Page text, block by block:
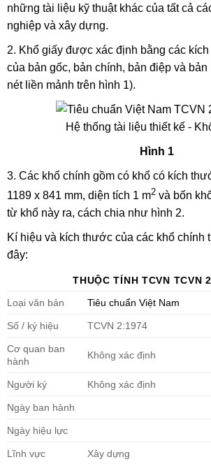
những tài liệu kỹ thuật khác của tất cả
nghiệp và xây dựng.
2. Khổ giấy được xác định bằng các
của bản gốc, bản chính, bản điệp và bản
nét liền mảnh trên hình 1).
Hình 1
3. Các khổ chính gồm có khổ có kích
1189 x 841 mm, diện tích 1 m2và bốn
từ khổ này ra, cách chia như hình 2.
Kí hiệu và kích thước của các khổ chính
đây:
THUỘC TÍNH TCVN TCVN
Loại văn bản
Tiêu chuẩn Việt Nam
Số / ký hiệu TCVN 2:1974
Cơ quan ban
hành
Không xác định
Người ký Không xác định
Ngày ban hành
Ngày hiệu lực
Lĩnh vực Xây dựng